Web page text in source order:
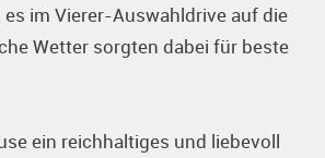
im Vierer-Auswahldrive auf die
Wetter sorgten dabei für beste
ein reichhaltiges und liebevoll